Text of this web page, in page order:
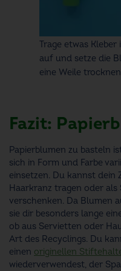
Trage etwas
auf und setze die
eine Weile
Fazit:
Papierblumen zu basteln
sich in Form und Farbe
einsetzen. Du kannst dein
Haarkranz tragen oder
verschenken. Da Blumen
sie dir besonders lange
ob aus Servietten oder
Art des Recyclings. Du
einen originellen
wiederverwendest, der